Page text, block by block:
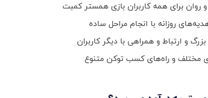
روان برای همه کاربران بازی همستر کمبت
روزانه با انجام مراحل ساده
و ارتباط و همراهی با دیگر کاربران
مختلف و راه‌های کسب توکن متنوع